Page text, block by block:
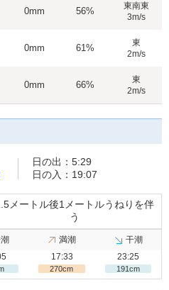
0mm 56%
東南東
3m/s
0mm 61%
東
2m/s
0mm 66%
東
2m/s
日の出：5:29
日の入：19:07
メートル後1メートルうねりを伴
う
満潮
17:33
270cm
干潮
23:25
191cm